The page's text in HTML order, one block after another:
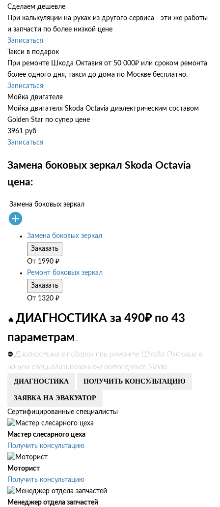
Сделаем дешевле
При калькуляции на руках из другого сервиса - эти же работы
и запчасти по более низкой цене
Записаться
Такси в подарок
При ремонте Шкода Октавия от 50 000₽ или сроком ремонта
более одного дня, такси до дома по Москве бесплатно.
Записаться
Мойка двигателя
Мойка двигателя Skoda Octavia диэлектрическим составом
Golden Star по супер цене
3961 руб
Записаться
Замена боковых зеркал Skoda Octavia
цена:
Замена боковых зеркал
Замена боковых зеркал
Заказать
От 1990 ₽
Ремонт боковых зеркал
Заказать
От 1320 ₽
🔥 ДИАГНОСТИКА за 490₽ по 43
параметрам .
⛔ Диагностика в подарок при ремонте Шкода Октавия в
нашем специализированном автосервисе Skoda
ДИАГНОСТИКА ПОЛУЧИТЬ КОНСУЛЬТАЦИЮ
ЗАЯВКА НА ЭВАКУАТОР
Сертифицированные специалисты
Мастер слесарного цеха
Получить консультацию
Моторист
Получить консультацию
Менеджер отдела запчастей